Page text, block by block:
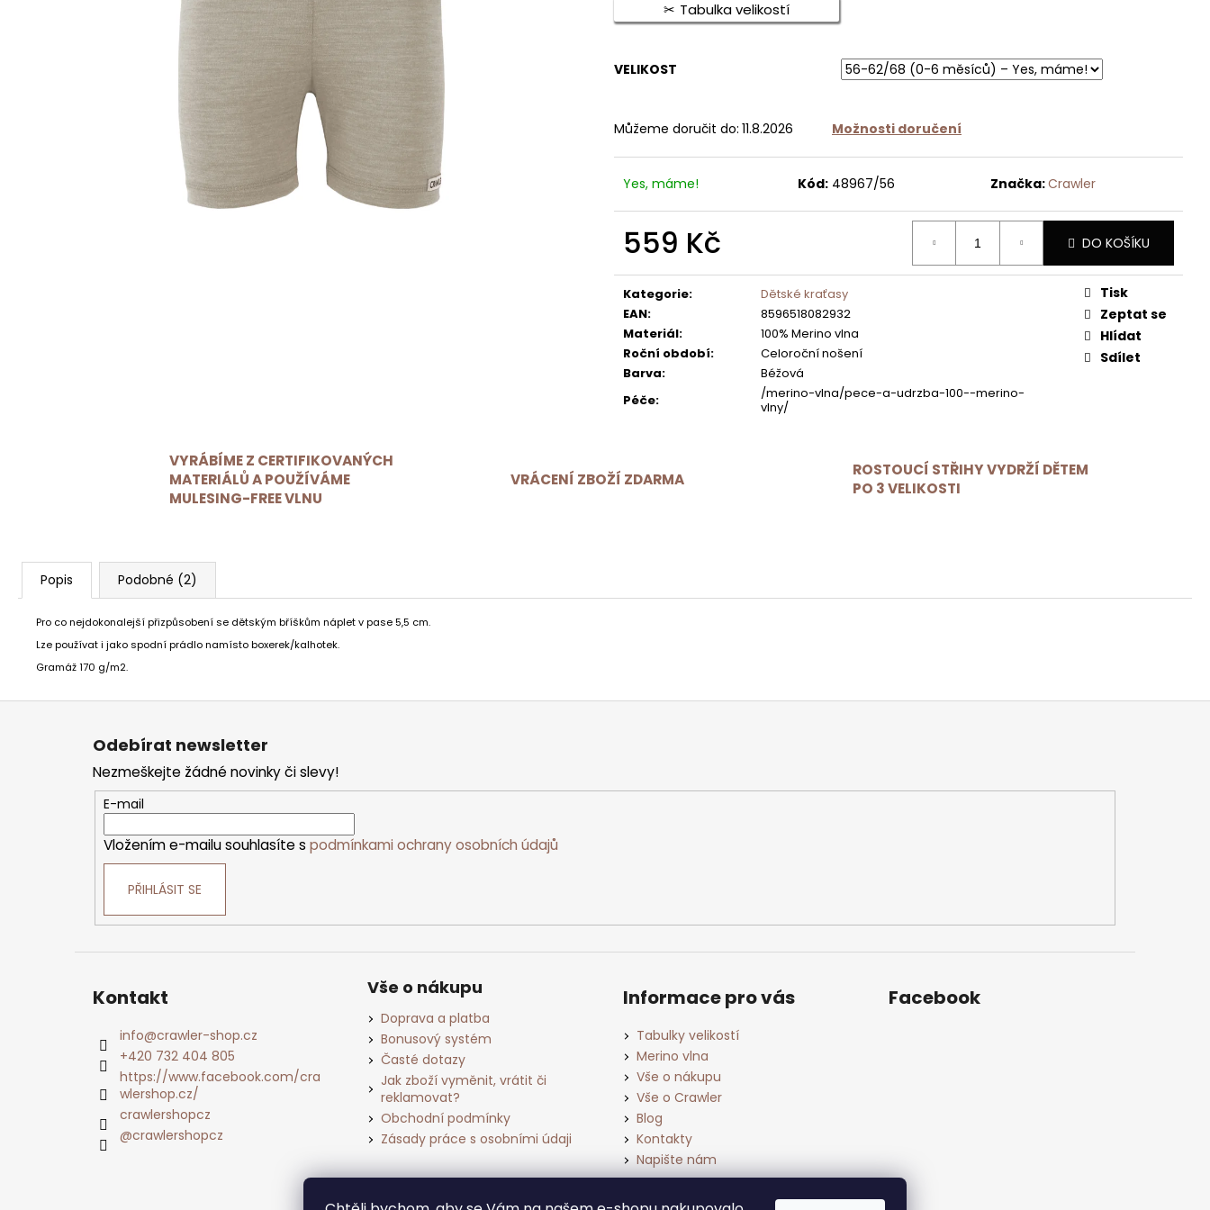
Tabulka velikostí
VELIKOST
Můžeme doručit do: 11.8.2026 Možnosti doručení
Yes, máme! Kód: 48967/56 Značka:Crawler
559 Kč DO KOŠÍKU
Kategorie:
Dětské kraťasy
EAN:
8596518082932
Materiál:
100% Merino vlna
Roční období:
Celoroční nošení
Barva:
Béžová
Péče:
/merino-vlna/pece-a-udrzba-100--merino-
vlny/
Tisk
Zeptat se
Hlídat
Sdílet
VYRÁBÍME Z CERTIFIKOVANÝCH
MATERIÁLŮ A POUŽÍVÁME
MULESING-FREE VLNU
VRÁCENÍ ZBOŽÍ ZDARMA
ROSTOUCÍ STŘIHY VYDRŽÍ DĚTEM
PO 3 VELIKOSTI
Popis Podobné (2)
Pro co nejdokonalejší přizpůsobení se dětským bříškům náplet v pase 5,5 cm.
Lze používat i jako spodní prádlo namísto boxerek/kalhotek.
Gramáž 170 g/m2.
750 Kč
Z
Odebírat newsletter
Nezmeškejte žádné novinky či slevy!
E-mail
Vložením e-mailu souhlasíte s podmínkami ochrany osobních údajů
PŘIHLÁSIT SE
Kontakt
info@crawler-shop.cz
+420 732 404 805
https://www.facebook.com/cra
wlershop.cz/
crawlershopcz
@crawlershopcz
Vše o nákupu
Doprava a platba
Bonusový systém
Časté dotazy
Jak zboží vyměnit, vrátit či
reklamovat?
Obchodní podmínky
Zásady práce s osobními údaji
Informace pro vás
Tabulky velikostí
Merino vlna
Vše o nákupu
Vše o Crawler
Blog
Kontakty
Napište nám
Facebook